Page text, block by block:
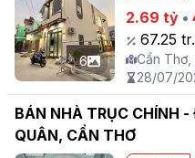
6
2.69 tỷ •
67.25
Cần Thơ,
28/07/
BÁN NHÀ TRỤC CHÍNH -
QUÂN, CẦN THƠ